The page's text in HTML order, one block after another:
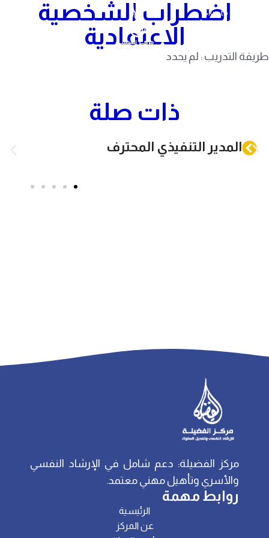
Skip to navigationاضطراب الشخصية
الاعتمادية
طريقة التدريب : لم يحدد
ذات صلة
المدير التنفيذي المحترف
مركز الفضيلة: دعم شامل في الإرشاد النفسي
والأسري وتأهيل مهني معتمد.
روابط مهمة
الرئيسية
عن المركز